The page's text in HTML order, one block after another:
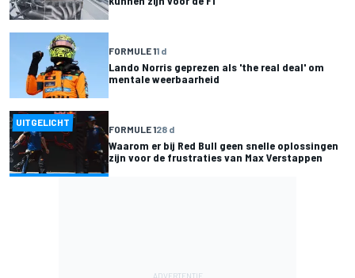
FORMULE 11 d
Lando Norris geprezen als 'the real deal' om
mentale weerbaarheid
UITGELICHT
FORMULE 128 d
Waarom er bij Red Bull geen snelle oplossingen
zijn voor de frustraties van Max Verstappen